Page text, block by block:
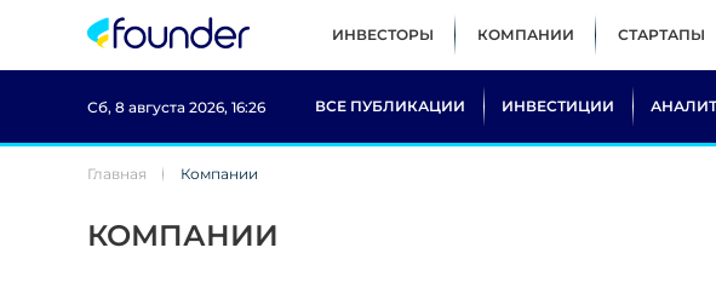
ИНВЕСТОРЫ КОМПАНИИ СТАРТАПЫ
Сб, 8 августа 2026, 16:26 ВСЕ ПУБЛИКАЦИИ ИНВЕСТИЦИИ
Главная Компании
КОМПАНИИ